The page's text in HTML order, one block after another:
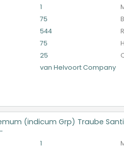
1
75
544
75
25
van Helvoort Company
(indicum Grp) Traube
1
Aaa Purpetta